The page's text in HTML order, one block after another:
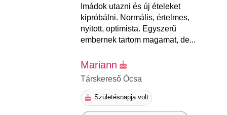
Imádok utazni és új ételeket
kipróbálni. Normális, értelmes,
nyitott, optimista. Egyszerű
embernek tartom magamat, de...
Mariann
Társkereső Ócsa
Születésnapja volt